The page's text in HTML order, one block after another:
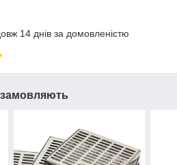
14 днів за домовленістю